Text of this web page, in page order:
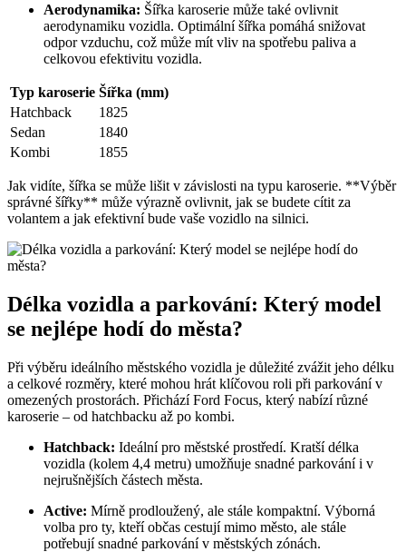
Aerodynamika: Šířka karoserie může také ovlivnit
aerodynamiku vozidla. Optimální šířka pomáhá snižovat
odpor vzduchu, což může mít vliv na spotřebu paliva a
celkovou efektivitu vozidla.
Typ karoserie Šířka (mm)
Hatchback
1825
Sedan
1840
Kombi
1855
Jak vidíte, šířka se může lišit v závislosti na typu karoserie. **Výběr
správné šířky** může výrazně ovlivnit, jak se budete cítit za
volantem a jak efektivní bude vaše vozidlo na silnici.
Délka vozidla a parkování: Který model
se nejlépe hodí do města?
Při výběru ideálního městského vozidla je důležité zvážit jeho délku
a celkové rozměry, které mohou hrát klíčovou roli při parkování v
omezených prostorách. Přichází Ford Focus, který nabízí různé
karoserie – od hatchbacku až po kombi.
Hatchback: Ideální pro městské prostředí. Kratší délka
vozidla (kolem 4,4 metru) umožňuje snadné parkování i v
nejrušnějších částech města.
Active: Mírně prodloužený, ale stále kompaktní. Výborná
volba pro ty, kteří občas cestují mimo město, ale stále
potřebují snadné parkování v městských zónách.